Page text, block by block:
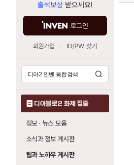
출석보상 받으세요!
로그인
회원가입 ID/PW 찾기
디아블로2 화제 집중
정보 · 뉴스 모음
소식과 정보 게시판
팁과 노하우 게시판